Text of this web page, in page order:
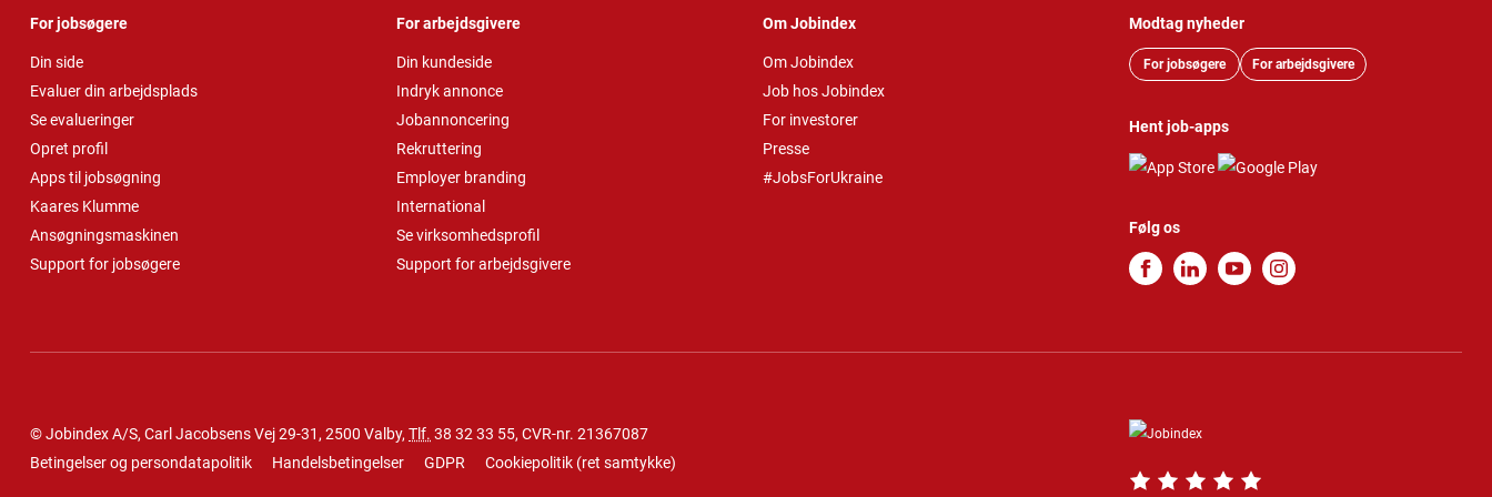
For jobsøgere
Din side
Evaluer din arbejdsplads
Se evalueringer
Opret profil
Apps til jobsøgning
Kaares Klumme
Ansøgningsmaskinen
Support for jobsøgere
For arbejdsgivere
Din kundeside
Indryk annonce
Jobannoncering
Rekruttering
Employer branding
International
Se virksomhedsprofil
Support for arbejdsgivere
Om Jobindex
Om Jobindex
Job hos Jobindex
For investorer
Presse
#JobsForUkraine
Modtag nyheder
For jobsøgere For arbejdsgivere
Hent job-apps
Følg os
© Jobindex A/S, Carl Jacobsens Vej 29-31, 2500 Valby, Tlf. 38 32 33 55, CVR-nr. 21367087
Betingelser og persondatapolitik
Handelsbetingelser GDPR Cookiepolitik (ret samtykke)